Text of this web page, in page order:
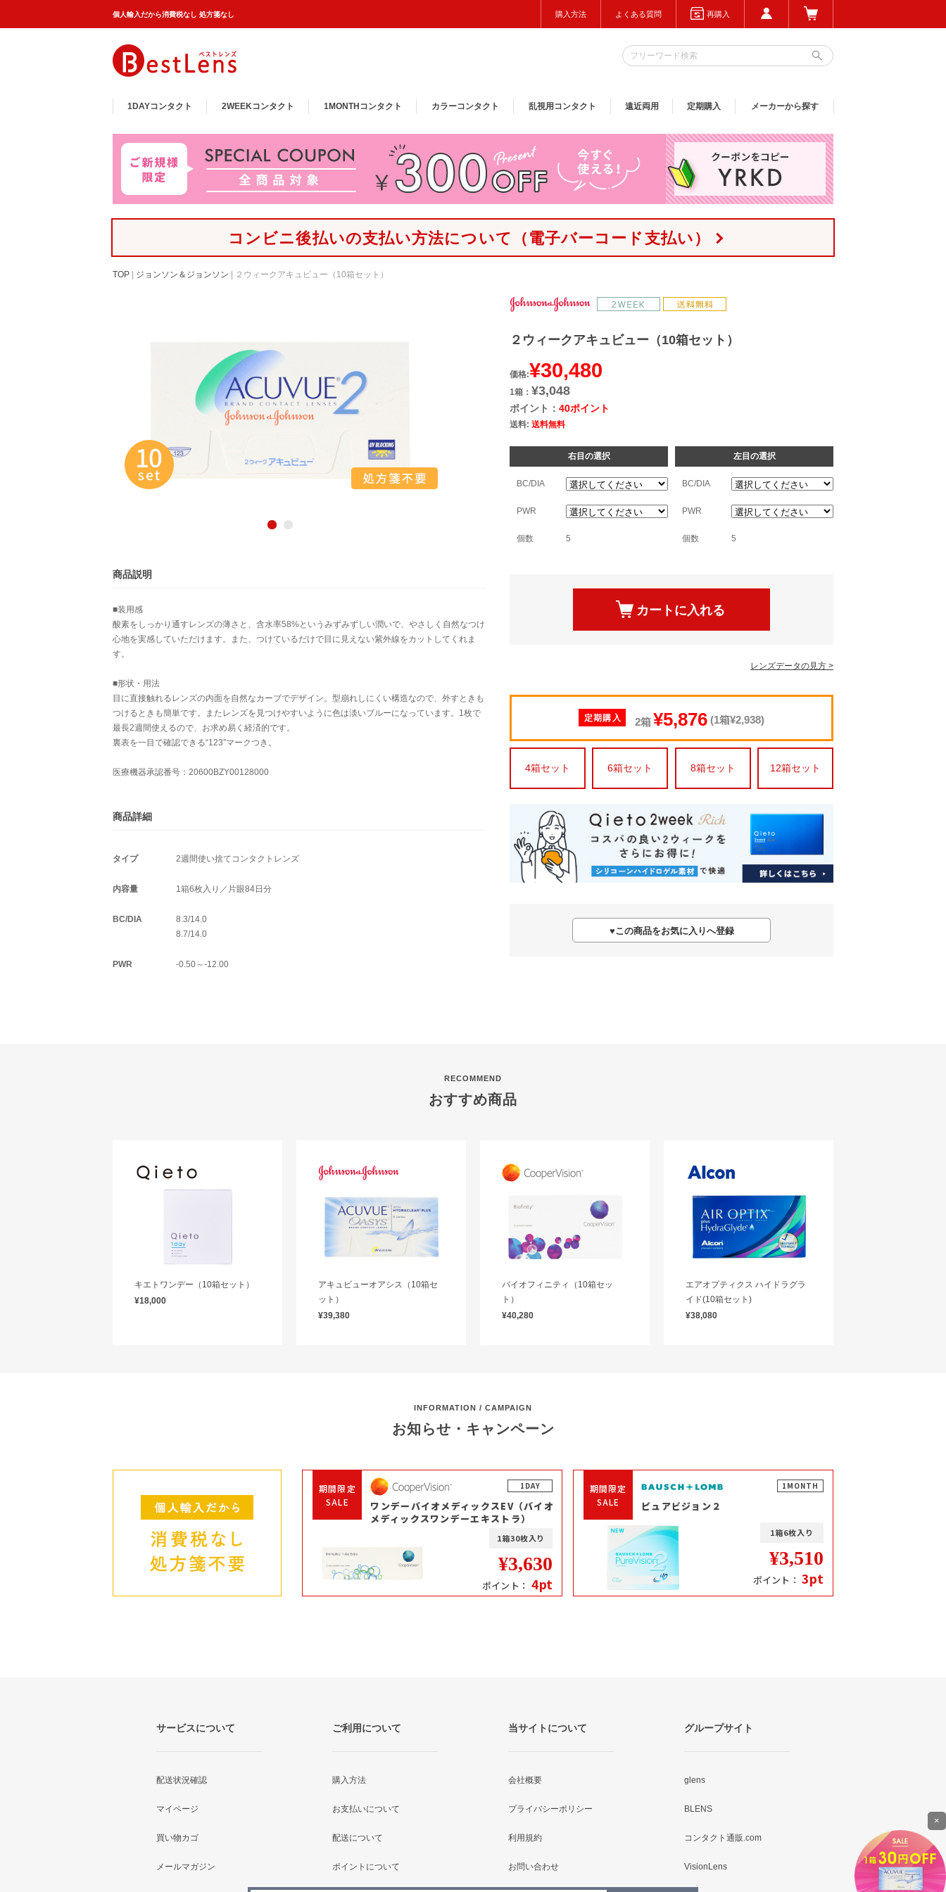
個人輸入だから消費税なし 処方箋なし 購入方法 よくある質問 再購入
1DAYコンタクト 2WEEKコンタクト 1MONTH コンタクト カラーコンタクト 乱視用 コンタクト 遠近両用 定期購入 メーカーから探す
コンビニ後払いの支払い方法について （電子バーコード支払い）
TOP ジョンソン＆ジョンソン ２ウィークアキュビュー（10箱セット）
商品説明
■装用感
酸素をしっかり通すレンズの薄さと、含水率58%というみずみずしい潤いで、やさしく自然なつけ
心地を実感していただけます。また、つけているだけで目に見えない紫外線をカットしてくれま
す。
■形状・用法
目に直接触れるレンズの内面を自然なカーブでデザイン。型崩れしにくい構造なので、外すときも
つけるときも簡単です。またレンズを見つけやすいように色は淡いブルーになっています。1枚で
最長2週間使えるので、お求め易く経済的です。
裏表を一目で確認できる“123”マークつき。
医療機器承認番号：20600BZY00128000
商品詳細
タイプ 2週間使い捨てコンタクトレンズ
内容量 1箱6枚入り／片眼84日分
BC/DIA
8.3/14.0
8.7/14.0
PWR -0.50～-12.00
２ウィークアキュビュー（10箱セット）
価格:¥30,480
1箱： ¥3,048
ポイント： 40ポイント
送料: 送料無料
右目の選択
BC/DIA
PWR
個数 5
左目の選択
BC/DIA
PWR
個数 5
レンズデータの見方 >
定期購入 2箱¥5,876 (1箱¥2,938)
4箱セット 6箱セット 8箱セット 12箱セット
♥この商品をお気に入りへ登録
RECOMMEND
おすすめ商品
キエトワンデー（10箱セット）
¥18,000
アキュビューオアシス（10箱セ
ット）
¥39,380
バイオフィニティ（10箱セッ
ト）
¥40,280
エアオプティクス ハイドラグラ
イド(10箱セット)
¥38,080
INFORMATION / CAMPAIGN
お知らせ・キャンペーン
1DAY
期間限定
SALE
ワンデーバイオメディックスEV（バイオ
メディックスワンデーエキストラ）
1箱30枚入り
¥3,630
ポイント： 4pt
1MONTH
期間限定
SALE
ピュアビジョン２
1箱6枚入り
¥3,510
ポイント：3pt
サービスについて
配送状況確認
マイページ
買い物カゴ
メールマガジン
ご利用について
購入方法
お支払いについて
配送について
ポイントについて
当サイトについて
会社概要
プライバシーポリシー
利用規約
お問い合わせ
グループサイト
glens
BLENS
コンタクト通販.com
VisionLens
×